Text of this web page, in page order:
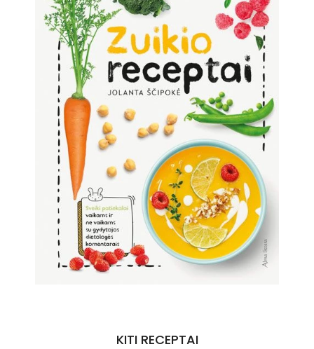
KITI RECEPTAI